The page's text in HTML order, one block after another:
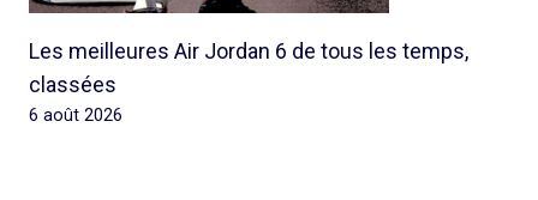
Les meilleures Air Jordan 6 de tous les temps,
classées
6 août 2026